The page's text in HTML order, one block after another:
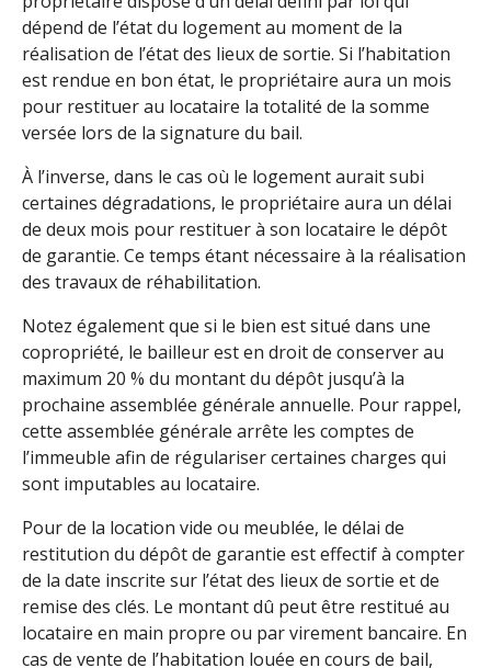
dépend de l’état du logement au moment de la
réalisation de l’état des lieux de sortie. Si l’habitation
est rendue en bon état, le propriétaire aura un mois
pour restituer au locataire la totalité de la somme
versée lors de la signature du bail.
À l’inverse, dans le cas où le logement aurait subi
certaines dégradations, le propriétaire aura un délai
de deux mois pour restituer à son locataire le dépôt
de garantie. Ce temps étant nécessaire à la réalisation
des travaux de réhabilitation.
Notez également que si le bien est situé dans une
copropriété, le bailleur est en droit de conserver au
maximum 20 % du montant du dépôt jusqu’à la
prochaine assemblée générale annuelle. Pour rappel,
cette assemblée générale arrête les comptes de
l’immeuble afin de régulariser certaines charges qui
sont imputables au locataire.
Pour de la location vide ou meublée, le délai de
restitution du dépôt de garantie est effectif à compter
de la date inscrite sur l’état des lieux de sortie et de
remise des clés. Le montant dû peut être restitué au
locataire en main propre ou par virement bancaire. En
cas de vente de l’habitation louée en cours de bail,